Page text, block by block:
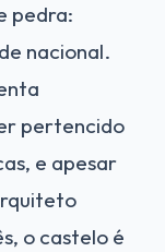
pedra:
nacional.
pertencido
e apesar
o castelo é